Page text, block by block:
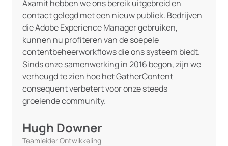
Axamithebben we ons bereik uitgebreid en
contact gelegd met een nieuw publiek. Bedrijven
die Adobe Experience Manager gebruiken,
kunnen nu profiteren van de soepele
contentbeheerworkflows die ons systeem biedt.
Sinds onze samenwerking in 2016 begon, zijn we
verheugd te zien hoe het GatherContent
consequent verbetert voor onze steeds
groeiende community.
Hugh Downer
Teamleider Ontwikkeling